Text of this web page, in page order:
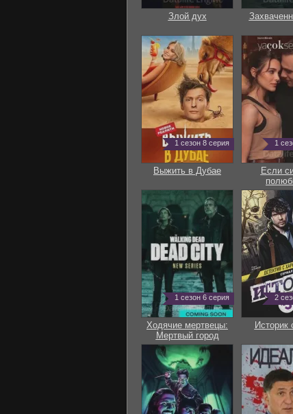
Злой дух
1 сезон 8 серия
Выжить в Дубае
1
Если
1 сезон 6 серия
Ходячие мертвецы:
Мертвый город
2
Историк